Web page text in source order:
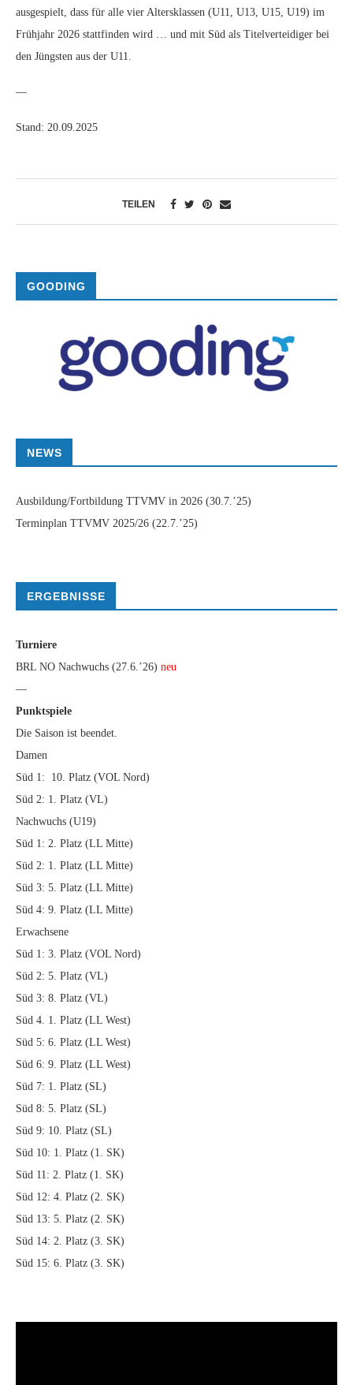
ausgespielt, dass für alle vier Altersklassen (U11, U13, U15, U19) im
Frühjahr 2026 stattfinden wird … und mit Süd als Titelverteidiger bei
den Jüngsten aus der U11.
—
Stand: 20.09.2025
TEILEN
GOODING
NEWS
Ausbildung/Fortbildung TTVMV in 2026 (30.7.’25)
Terminplan TTVMV 2025/26 (22.7.’25)
ERGEBNISSE
Turniere
BRL NO Nachwuchs (27.6.’26) neu
—
Punktspiele
Die Saison ist beendet.
Damen
Süd 1: 10. Platz (VOL Nord)
Süd 2: 1. Platz (VL)
Nachwuchs (U19)
Süd 1: 2. Platz (LL Mitte)
Süd 2: 1. Platz (LL Mitte)
Süd 3: 5. Platz (LL Mitte)
Süd 4: 9. Platz (LL Mitte)
Erwachsene
Süd 1: 3. Platz (VOL Nord)
Süd 2: 5. Platz (VL)
Süd 3: 8. Platz (VL)
Süd 4. 1. Platz (LL West)
Süd 5: 6. Platz (LL West)
Süd 6: 9. Platz (LL West)
Süd 7: 1. Platz (SL)
Süd 8: 5. Platz (SL)
Süd 9: 10. Platz (SL)
Süd 10: 1. Platz (1. SK)
Süd 11: 2. Platz (1. SK)
Süd 12: 4. Platz (2. SK)
Süd 13: 5. Platz (2. SK)
Süd 14: 2. Platz (3. SK)
Süd 15: 6. Platz (3. SK)